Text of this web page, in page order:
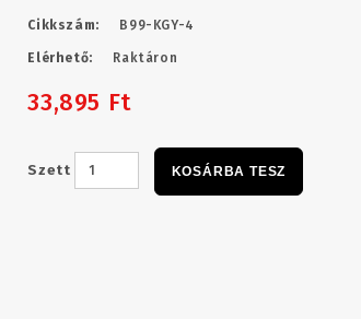
Cikkszám: B99-KGY-4
Elérhető: Raktáron
33,895 Ft
Szett KOSÁRBA TESZ